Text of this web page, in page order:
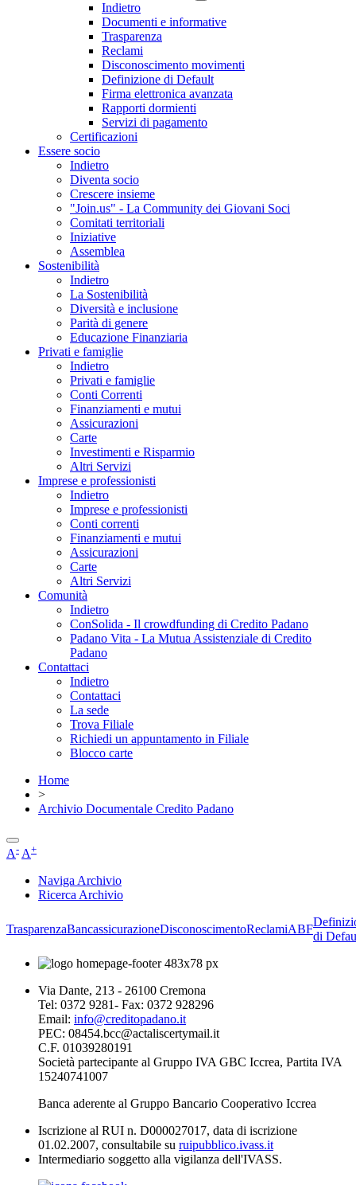
Indietro
Documenti e informative
Trasparenza
Reclami
Disconoscimento movimenti
Definizione di Default
Firma elettronica avanzata
Rapporti dormienti
Servizi di pagamento
Certificazioni
Essere socio
Indietro
Diventa socio
Crescere insieme
"Join.us" - La Community dei Giovani Soci
Comitati territoriali
Iniziative
Assemblea
Sostenibilità
Indietro
La Sostenibilità
Diversità e inclusione
Parità di genere
Educazione Finanziaria
Privati e famiglie
Indietro
Privati e famiglie
Conti Correnti
Finanziamenti e mutui
Assicurazioni
Carte
Investimenti e Risparmio
Altri Servizi
Imprese e professionisti
Indietro
Imprese e professionisti
Conti correnti
Finanziamenti e mutui
Assicurazioni
Carte
Altri Servizi
Comunità
Indietro
ConSolida - Il crowdfunding di Credito Padano
Padano Vita - La Mutua Assistenziale di Credito
Padano
Contattaci
Indietro
Contattaci
La sede
Trova Filiale
Richiedi un appuntamento in Filiale
Blocco carte
Home
>
Archivio Documentale Credito Padano
A- A+
Naviga Archivio
Ricerca Archivio
TrasparenzaBancassicurazioneDisconoscimentoReclamiABF
di
Via Dante, 213 - 26100 Cremona
Tel: 0372 9281- Fax: 0372 928296
Email: info@creditopadano.it
PEC: 08454.bcc@actaliscertymail.it
C.F. 01039280191
Società partecipante al Gruppo IVA GBC Iccrea, Partita IVA
15240741007
Banca aderente al Gruppo Bancario Cooperativo Iccrea
Iscrizione al RUI n. D000027017, data di iscrizione
01.02.2007, consultabile su ruipubblico.ivass.it
Intermediario soggetto alla vigilanza dell'IVASS.